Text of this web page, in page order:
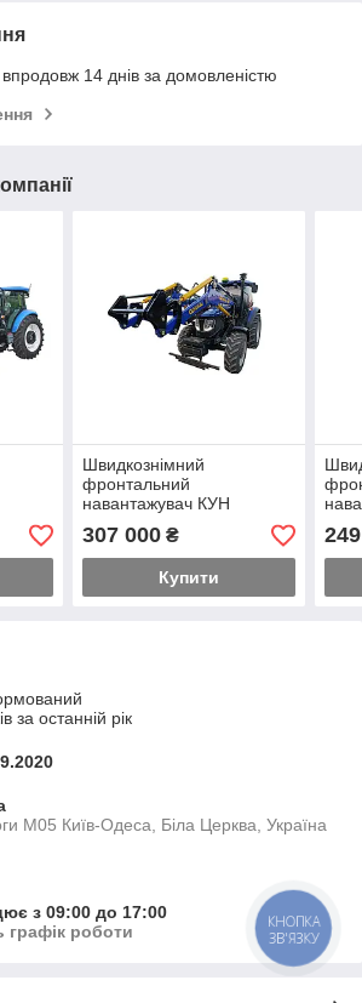
14 днів за домовленістю
Швидкознімний
фронтальний
навантажувач КУН
GENERAL X на трактор
Lovol 1054
307 000₴
Купити
за останній рік
М05 Київ-Одеса, Біла Церква, Україна
з 09:00 до 17:00
графік роботи
КНОПКА
ЗВ'ЯЗКУ